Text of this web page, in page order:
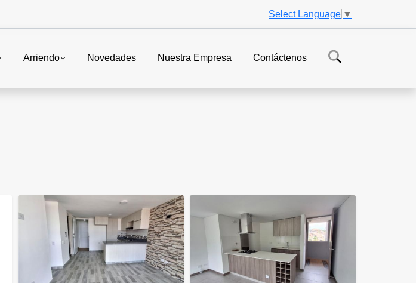
Select Language ▼
Arriendo Novedades Nuestra Empresa Contáctenos